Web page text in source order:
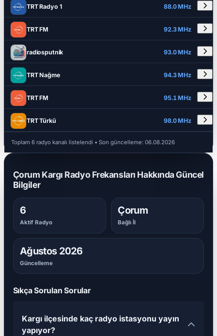
RADYO ADI DETAYLAR
TRT Radyo 1 88.0 MHz
TRT FM 92.3 MHz
radiosputnik 93.0 MHz
TRT Nağme 94.3 MHz
TRT FM 95.1 MHz
TRT Türkü 98.0 MHz
Toplam 6 radyo kanalı listelendi • Son güncelleme:06.08.2026
Çorum Kargı Radyo Frekansları Hakkında Güncel
Bilgiler
6
Aktif Radyo
Çorum
Bağlı İl
Ağustos 2026
Güncelleme
Sıkça Sorulan Sorular
Kargı ilçesinde kaç radyo istasyonu yayın
yapıyor?